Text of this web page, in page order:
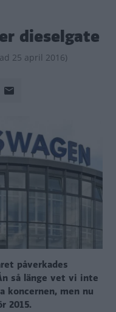
dieselgate
25 april 2016)
påverkades
så länge vet vi inte
koncernen, men nu
2015.